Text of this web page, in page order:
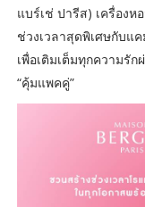
แบร์เช่ ปารีส) เครื่อง
ช่วงเวลาสุดพิเศษกับแ
เพื่อเติมเต็มทุกความรั
“คุ้มแพคคู่”